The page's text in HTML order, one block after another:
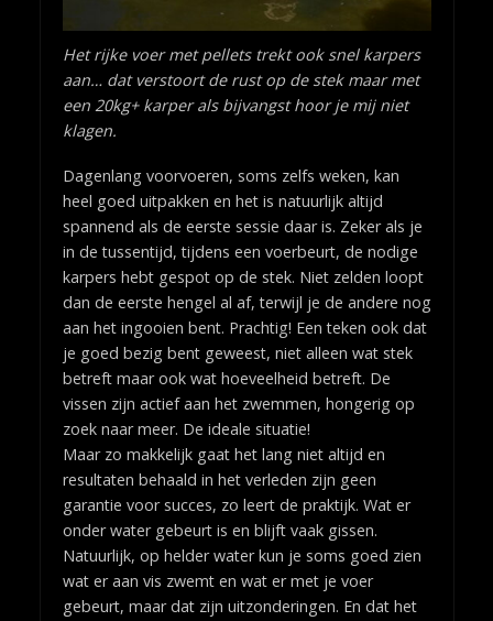
Het rijke voer met pellets trekt ook snel karpers
aan… dat verstoort de rust op de stek maar met
een 20kg+ karper als bijvangst hoor je mij niet
klagen.
Dagenlang voorvoeren, soms zelfs weken, kan
heel goed uitpakken en het is natuurlijk altijd
spannend als de eerste sessie daar is. Zeker als je
in de tussentijd, tijdens een voerbeurt, de nodige
karpers hebt gespot op de stek. Niet zelden loopt
dan de eerste hengel al af, terwijl je de andere nog
aan het ingooien bent. Prachtig! Een teken ook dat
je goed bezig bent geweest, niet alleen wat stek
betreft maar ook wat hoeveelheid betreft. De
vissen zijn actief aan het zwemmen, hongerig op
zoek naar meer. De ideale situatie!
Maar zo makkelijk gaat het lang niet altijd en
resultaten behaald in het verleden zijn geen
garantie voor succes, zo leert de praktijk. Wat er
onder water gebeurt is en blijft vaak gissen.
Natuurlijk, op helder water kun je soms goed zien
wat er aan vis zwemt en wat er met je voer
gebeurt, maar dat zijn uitzonderingen. En dat het